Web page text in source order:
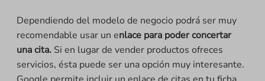
Dependiendo del modelo de negocio podrá ser muy
recomendable usar un enlace para poder concertar
una cita. Si en lugar de vender productos ofreces
servicios, ésta puede ser una opción muy interesante.